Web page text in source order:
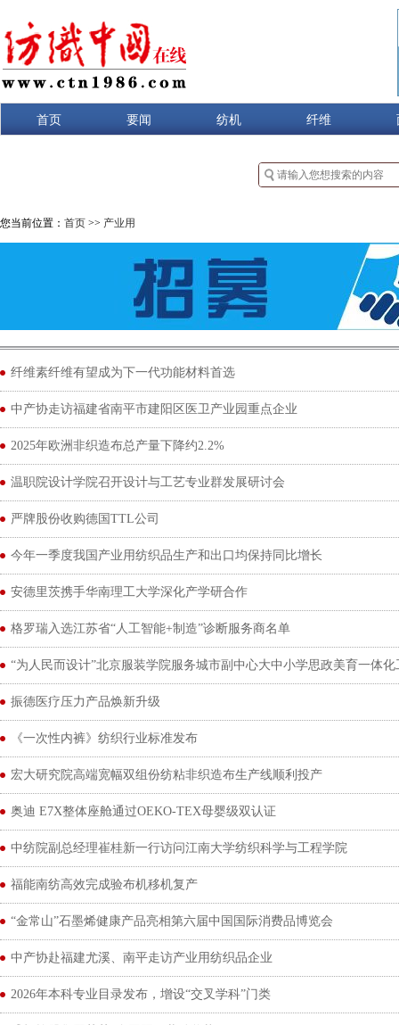
首页 要闻 纺机 纤维
您当前位置： 首页 >> 产业用
纤维素纤维有望成为下一代功能材料首选
中产协走访福建省南平市建阳区医卫产业园重点企业
2025年欧洲非织造布总产量下降约2.2%
温职院设计学院召开设计与工艺专业群发展研讨会
严牌股份收购德国TTL公司
今年一季度我国产业用纺织品生产和出口均保持同比增长
安德里茨携手华南理工大学深化产学研合作
格罗瑞入选江苏省“人工智能+制造”诊断服务商名单
“为人民而设计”北京服装学院服务城市副中心大中小学思政美育一体
振德医疗压力产品焕新升级
《一次性内裤》纺织行业标准发布
宏大研究院高端宽幅双组份纺粘非织造布生产线顺利投产
奥迪 E7X整体座舱通过OEKO-TEX母婴级双认证
中纺院副总经理崔桂新一行访问江南大学纺织科学与工程学院
福能南纺高效完成验布机移机复产
“金常山”石墨烯健康产品亮相第六届中国国际消费品博览会
中产协赴福建尤溪、南平走访产业用纺织品企业
2026年本科专业目录发布，增设“交叉学科”门类